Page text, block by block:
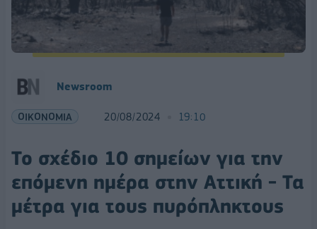
Newsroom
ΟΙΚΟΝΟΜΙΑ 20/08/2024 19:10
Το σχέδιο 10 σημείων για την
επόμενη ημέρα στην Αττική - Τα
μέτρα για τους πυρόπληκτους